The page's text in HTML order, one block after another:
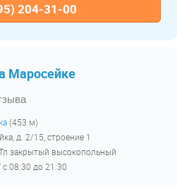
204-31-00
Маросейке
(453 м)
д. 2/15, строение 1
закрытый высокопольный
08:30 до 21:30